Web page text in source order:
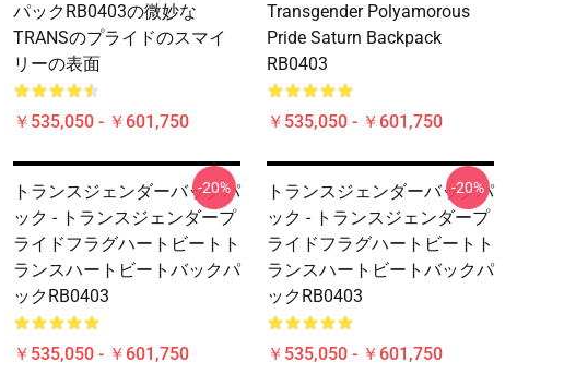
パックRB0403の微妙な
TRANSのプライドのスマイ
リーの表面
￥535,050 - ￥601,750
Transgender Polyamorous
Pride Saturn Backpack
RB0403
￥535,050 - ￥601,750
トランスジェンダーバックパ
ック - トランスジェンダープ
ライドフラグハートビートト
ランスハートビートバックパ
ックRB0403
￥535,050 - ￥601,750
-20%
トランスジェンダーバックパ
ック - トランスジェンダープ
ライドフラグハートビートト
ランスハートビートバックパ
ックRB0403
￥535,050 - ￥601,750
-20%